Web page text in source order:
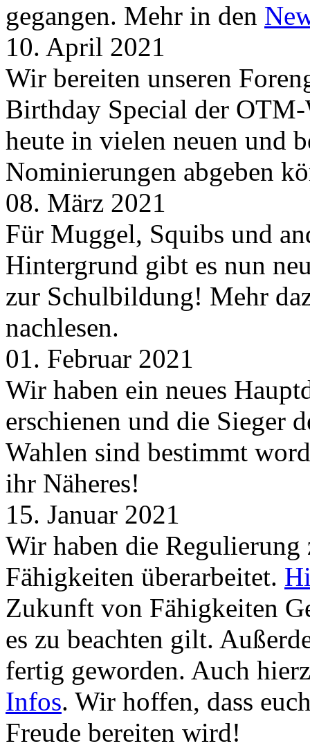
gegangen. Mehr in den
10. April 2021
Wir bereiten unseren
Birthday Special der
heute in vielen neuen und
Nominierungen abgeben
08. März 2021
Für Muggel, Squibs und
Hintergrund gibt es nun
zur Schulbildung! Mehr
nachlesen.
01. Februar 2021
Wir haben ein neues
erschienen und die Sieger
Wahlen sind bestimmt
ihr Näheres!
15. Januar 2021
Wir haben die
Fähigkeiten überarbeitet.
Zukunft von Fähigkeiten
es zu beachten gilt.
fertig geworden. Auch
Infos. Wir hoffen, dass
Freude bereiten wird!